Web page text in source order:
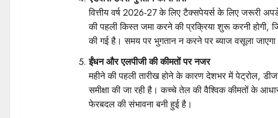
वित्तीय वर्ष 2026-27 के लिए टैक्सपेयर्स के लिए जरूरी
की पहली किस्त जमा करने की प्रक्रिया शुरू करनी होगी,
की गई है। समय पर भुगतान न करने पर ब्याज वसूला
ईंधन और एलपीजी की कीमतों पर नजर
महीने की पहली तारीख होने के कारण देशभर में पेट्रोल,
समीक्षा की जा रही है। कच्चे तेल की वैश्विक कीमतों के आधार
फेरबदल की संभावना बनी हुई है।